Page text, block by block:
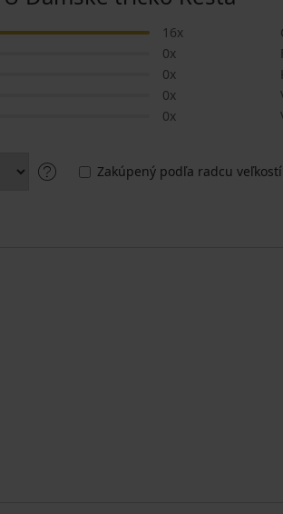
16x
0x
0x
0x
0x
Zakúpený podľa radcu veľkostí